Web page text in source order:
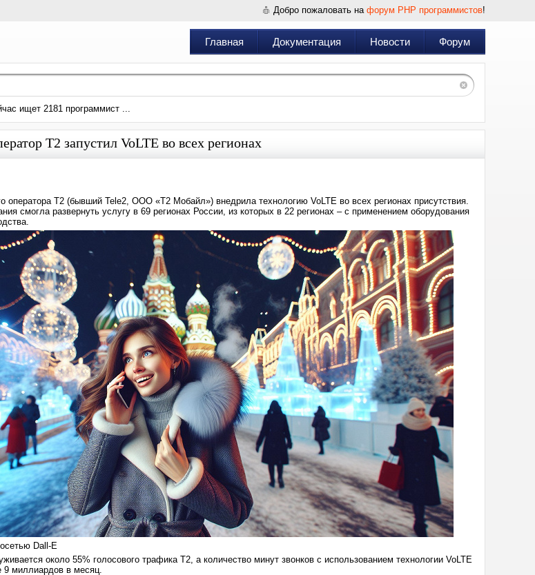
Добро пожаловать на форум PHP программистов!
Главная Документация Новости Форум
ищет 2181 программист ...
T2 запустил VoLTE во всех регионах
оператора T2 (бывший Tele2, ООО «Т2 Мобайл») внедрила технологию VoLTE во всех регионах присутствия.
смогла развернуть услугу в 69 регионах России, из которых в 22 регионах – с применением оборудования
Dall-E
около 55% голосового трафика Т2, а количество минут звонков с использованием технологии VoLTE
9 миллиардов в месяц.